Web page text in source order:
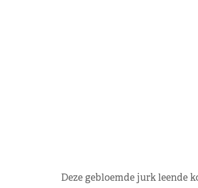
Deze gebloemde jurk leende